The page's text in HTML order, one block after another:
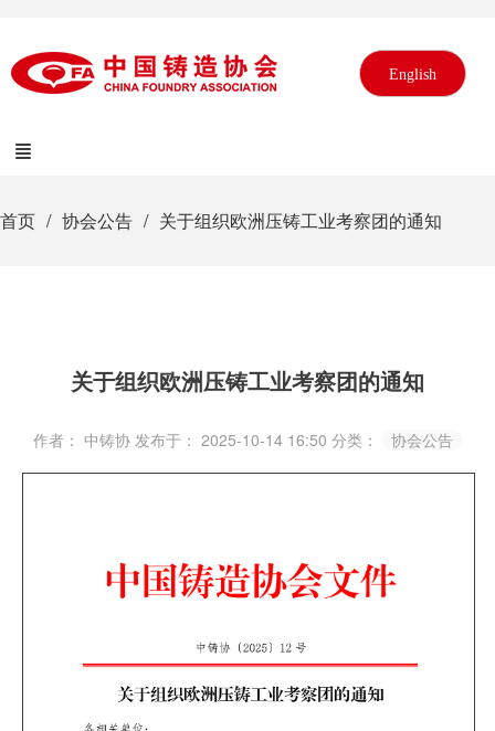
English
首页 协会公告 关于组织欧洲压铸工业考察团的通知
关于组织欧洲压铸工业考察团的通知
作者： 中铸协 发布于： 2025-10-14 16:50 分类： 协会公告